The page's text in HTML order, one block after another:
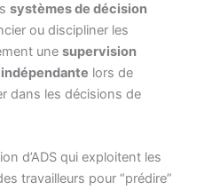
systèmes de décision
ou discipliner les
unesupervision
lors de
dans les décisions de
d’ADS qui exploitent les
travailleurs pour “prédire”